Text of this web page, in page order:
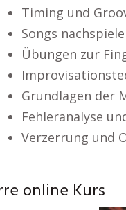
Timing und
Songs
Übungen zur
Grundlagen der
Fehleranalyse
Verzerrung und
online Kurs